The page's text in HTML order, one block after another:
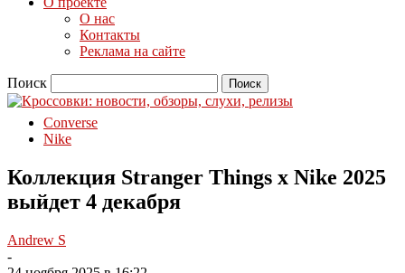
О нас
Контакты
Реклама на сайте
Поиск
Converse
Nike
Коллекция Stranger Things x Nike 2025
выйдет 4 декабря
Andrew S
-